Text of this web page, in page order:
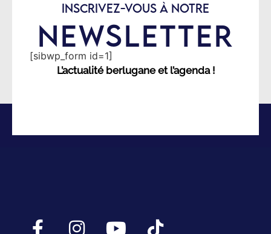
INSCRIVEZ-VOUS À NOTRE
NEWSLETTER
[sibwp_form id=1]
L’actualité berlugane et l’agenda !